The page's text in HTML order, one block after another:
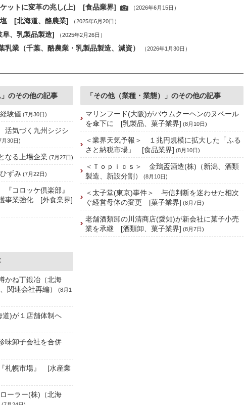
ットに変革の兆し(上) [食品業界] （2026年6月15日）
塩 [北海道、酪農業] （2025年6月20日）
、乳製品製造] （2025年2月26日）
業（千葉、酪農業・乳製品製造、減資） （2026年1月30日）
」のその他の記事
験値 (7月30日)
活気づく九州シジシ
月30日)
なる上場企業 (7月27日)
ずみ (7月22日)
コロッケ倶楽部』
事業強化 [外食業界]
「その他（業種・業態）」のその他の記事
マリンフード(大阪)がバウムクーヘンのヌベール
を傘下に [乳製品、菓子業界] (8月10日)
＜業界天気予報＞ １兆円規模に拡大した「ふる
さと納税市場」 [食品業界] (8月10日)
＜Ｔｏｐｉｃｓ＞ 金鵄盃酒造(株)（新潟、酒類
製造、新設分割）
(8月10日)
＜太子堂(東京)事件＞ 与信判断を迷わせた相次
ぐ経営母体の変更 [菓子業界] (8月7日)
老舗酒類卸の川清商店(愛知)が新会社に菓子小売
業を承継 [酒類卸、菓子業界] (8月7日)
かね丁鍛冶（北海
関連会社再編）
(8月1
道)が１店舗体制へ
味卸子会社を合併
札幌市場』 [水産業
ーラー(株)（北海